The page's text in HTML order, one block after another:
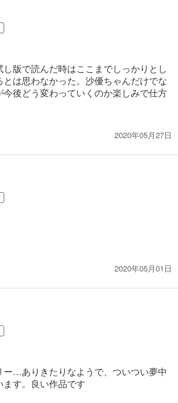
版で読んだ時はここまでしっかりとし
は思わなかった。沙優ちゃんだけでな
今後どう変わっていくのか楽しみで仕方
2020年05月27日
2020年05月01日
ー…ありきたりなようで、ついつい夢中
す。良い作品です